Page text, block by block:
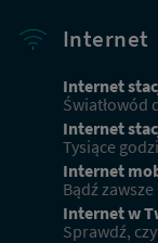
Internet
Internet
Światłowód
Internet
Tysiące
Internet
Bądź
Internet w
Sprawdź,